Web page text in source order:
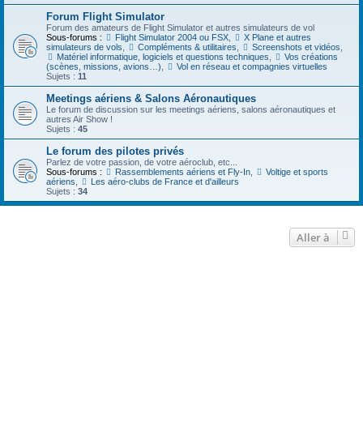
Forum Flight Simulator
Forum des amateurs de Flight Simulator et autres simulateurs de vol
Sous-forums :
Flight Simulator 2004 ou FSX,
X Plane et autres
simulateurs de vols
Compléments & utilitaires Screenshots et vidéos
Matériel informatique, logiciels et questions techniques
Vos créations
(scènes, missions, avions…)
Vol en réseau et compagnies virtuelles
Sujets : 11
Meetings aériens & Salons Aéronautiques
Le forum de discussion sur les meetings aériens, salons aéronautiques et
autres Air Show !
Sujets : 45
Le forum des pilotes privés
Parlez de votre passion, de votre aéroclub, etc...
Sous-forums :
Rassemblements aériens et Fly-In,
Voltige et sports
aériens
Les aéro-clubs de France et d'ailleurs
Sujets : 34
Aller à